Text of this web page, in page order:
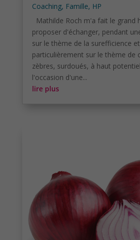
Coaching, Famille, HP
Mathilde Roch m'a fait le grand
proposer d'échanger, pendant
sur le thème de la surefficience
particulièrement sur le thème de
zèbres, surdoués, à haut
l'occasion d'une...
lire plus